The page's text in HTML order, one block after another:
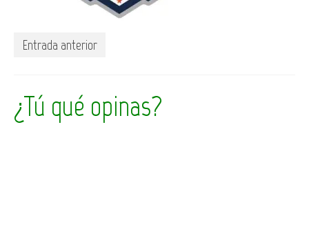
Entrada anterior
¿Tú qué opinas?